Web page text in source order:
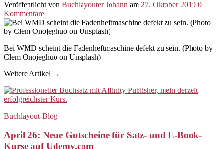
Veröffentlicht von Buchlayouter Johann am 27. Oktober 2019 0
Kommentare
Bei WMD scheint die Fadenheftmaschine defekt zu sein. (Photo by
Clem Onojeghuo on Unsplash)
Weitere Artikel →
Buchlayout-Blog
April 26: Neue Gutscheine für Satz- und E-Book-
Kurse auf Udemy.com